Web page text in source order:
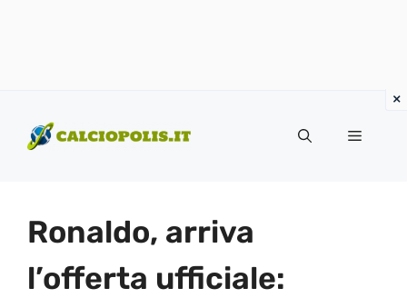
contenuto
Menu
Ronaldo, arriva
l’offerta ufficiale: